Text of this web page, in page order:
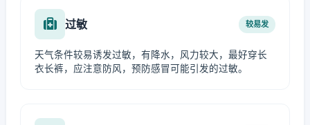
过敏 较易发
天气条件较易诱发过敏，有降水，风力较大，最好穿长
衣长裤，应注意防风，预防感冒可能引发的过敏。